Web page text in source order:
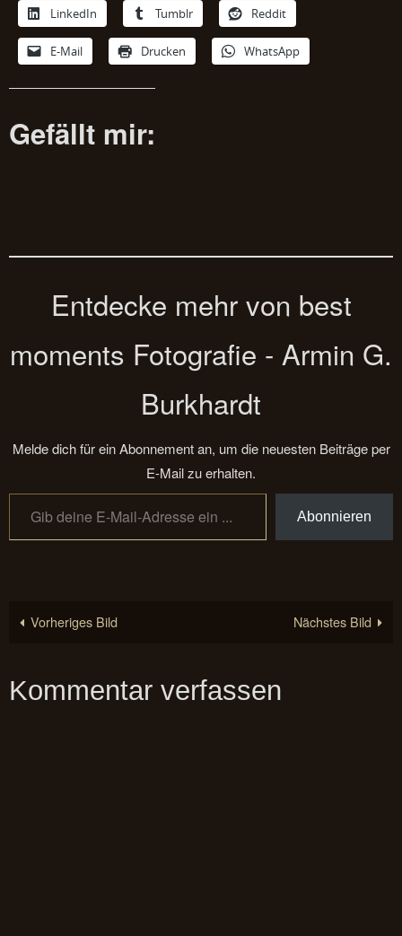
LinkedIn Tumblr Reddit
E-Mail Drucken WhatsApp
Gefällt mir:
Entdecke mehr von best
moments Fotografie - Armin G.
Burkhardt
Melde dich für ein Abonnement an, um die neuesten Beiträge per
E-Mail zu erhalten.
Gib deine E-Mail-Adresse ein ...
Abonnieren
Vorheriges Bild Nächstes Bild
Kommentar verfassen